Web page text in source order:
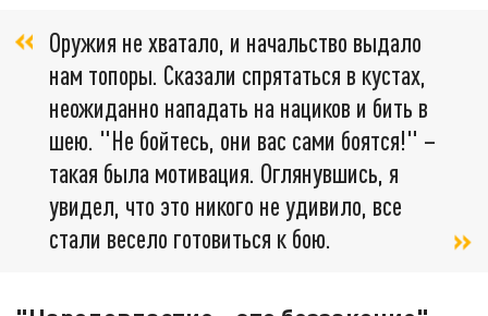
Оружия не хватало, и начальство выдало
нам топоры. Сказали спрятаться в кустах,
неожиданно нападать на нациков и бить в
шею. "Не бойтесь, они вас сами боятся!" –
такая была мотивация. Оглянувшись, я
увидел, что это никого не удивило, все
стали весело готовиться к бою.